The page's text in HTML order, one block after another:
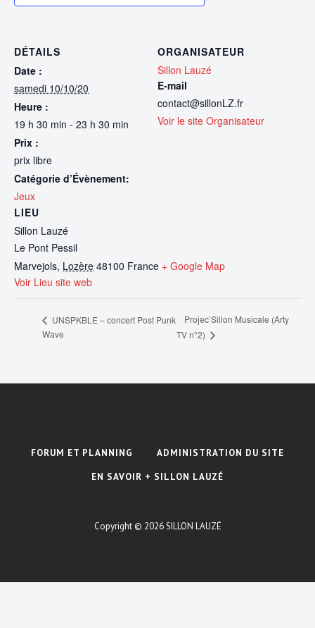
DÉTAILS
Date :
samedi 10/10/20
Heure :
19 h 30 min - 23 h 30 min
Prix :
prix libre
Catégorie d’Évènement:
Jeux
LIEU
Sillon Lauzé
Le Pont Pessil
Marvejols, Lozère 48100 France + Google Map
Voir Lieu site web
ORGANISATEUR
Sillon Lauzé
E-mail
contact@sillonLZ.fr
Voir le site Organisateur
UNSPKBLE – concert Post Punk
Wave
Projec’Sillon Musicale (Arty
TV n°2)
FORUM ET PLANNING
ADMINISTRATION DU SITE
EN SAVOIR + SILLON LAUZÉ
Copyright © 2026SILLON LAUZÉ